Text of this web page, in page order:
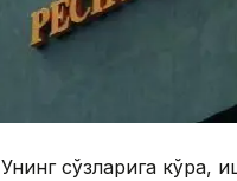
Унинг сўзларига кўра,